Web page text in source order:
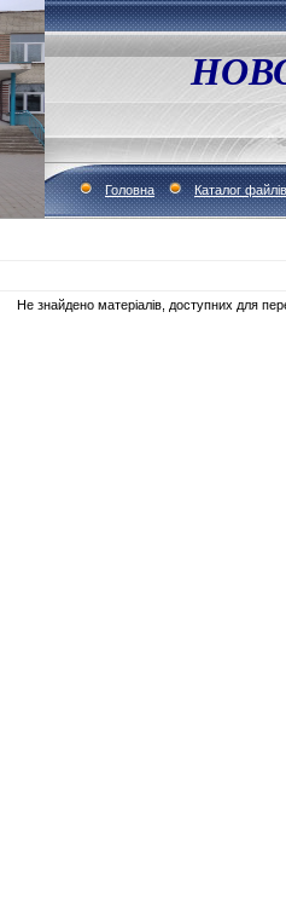
Головна Каталог файлів
Не знайдено матеріалів, доступних для